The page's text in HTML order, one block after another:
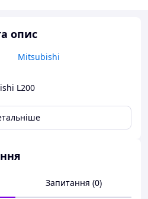
опис
Mitsubishi
L200
Запитання (0)